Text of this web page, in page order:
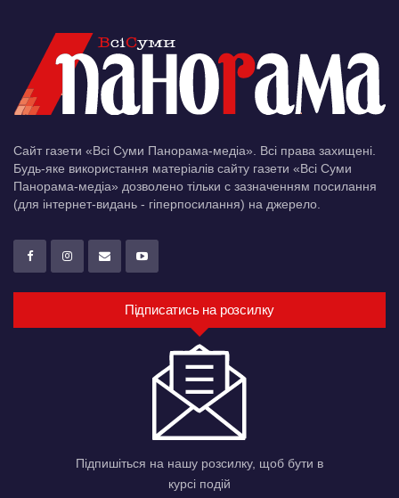
Сайт газети «Всі Суми Панорама-медіа». Всі права захищені.
Будь-яке використання матеріалів сайту газети «Всі Суми
Панорама-медіа» дозволено тільки c зазначенням посилання
(для інтернет-видань - гіперпосилання) на джерело.
Підписатись на розсилку
Підпишіться на нашу розсилку, щоб бути в
курсі подій